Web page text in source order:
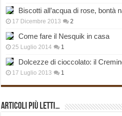
Biscotti all’acqua di rose, bontà
17 Dicembre 2013 2
Come fare il Nesquik in casa
25 Luglio 2014 1
Dolcezze di cioccolato: il
17 Luglio 2013 1
Articoli più Letti…